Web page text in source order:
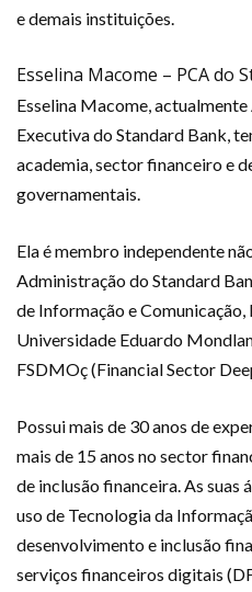
e demais instituições.
Esselina Macome – PCA do
Esselina Macome,
Executiva do Standard Bank,
academia, sector financeiro e
governamentais.
Ela é membro independente
Administração do Standard
de Informação e
Universidade Eduardo
FSDMOç (Financial Sector
Possui mais de 30 anos de
mais de 15 anos no sector
de inclusão financeira. As suas
uso de Tecnologia da
desenvolvimento e inclusão
serviços financeiros digitais